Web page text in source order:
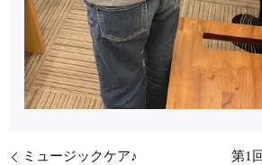
ミュージックケア♪ 第1